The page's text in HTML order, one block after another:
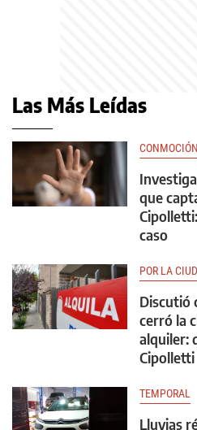
Las Más Leídas
CONMOCIÓN
que
caso
POR LA
Discutió
cerró la
alquiler:
Cipolletti
TEMPORAL
Lluvias